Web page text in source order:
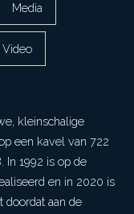
Media
Video
kleinschalige
een kavel van 722
In 1992 is op de
en in 2020 is
doordat aan de